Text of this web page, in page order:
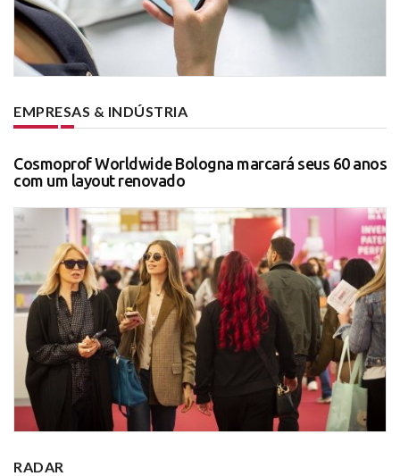
EMPRESAS & INDÚSTRIA
Cosmoprof Worldwide Bologna marcará seus 60 anos
com um layout renovado
RADAR